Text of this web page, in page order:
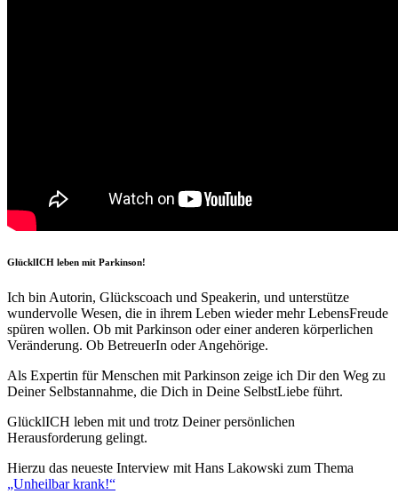
GlücklICH leben mit Parkinson!
Ich bin Autorin, Glückscoach und Speakerin, und unterstütze
wundervolle Wesen, die in ihrem Leben wieder mehr LebensFreude
spüren wollen. Ob mit Parkinson oder einer anderen körperlichen
Veränderung. Ob BetreuerIn oder Angehörige.
Als Expertin für Menschen mit Parkinson zeige ich Dir den Weg zu
Deiner Selbstannahme, die Dich in Deine SelbstLiebe führt.
GlücklICH leben mit und trotz Deiner persönlichen
Herausforderung gelingt.
Hierzu das neueste Interview mit Hans Lakowski zum Thema
„Unheilbar krank!“